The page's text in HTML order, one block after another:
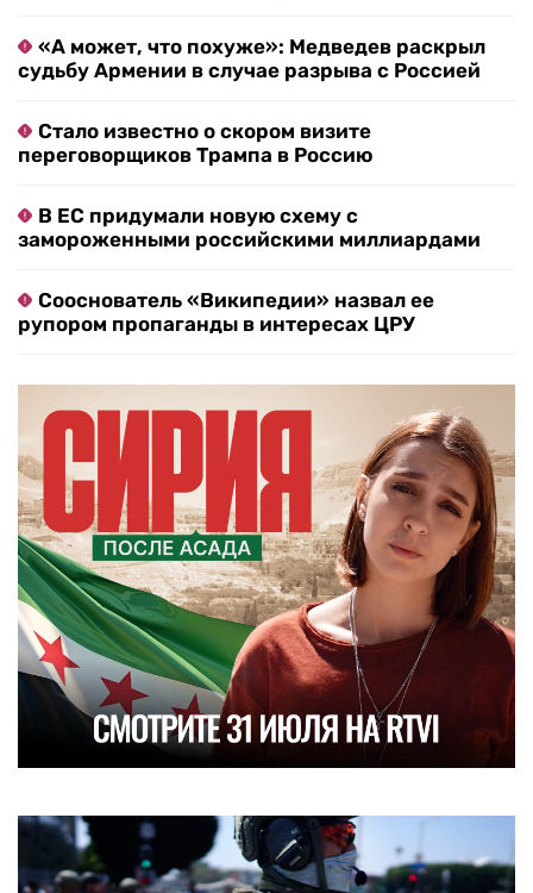
«А может, что похуже»: Медведев раскрыл
судьбу Армении в случае разрыва с Россией
Стало известно о скором визите
переговорщиков Трампа в Россию
В ЕС придумали новую схему с
замороженными российскими миллиардами
Сооснователь «Википедии» назвал ее
рупором пропаганды в интересах ЦРУ